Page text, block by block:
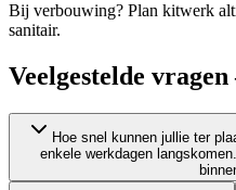
Bij verbouwing? Plan kitwerk
sanitair.
Veelgestelde
Hoe snel kunnen jullie ter
enkele werkdagen